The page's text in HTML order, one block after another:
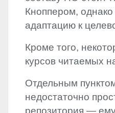
Кноппером,
адаптацию к
Кроме того,
курсов читаемых
Отдельным
недостаточно
репозитория —